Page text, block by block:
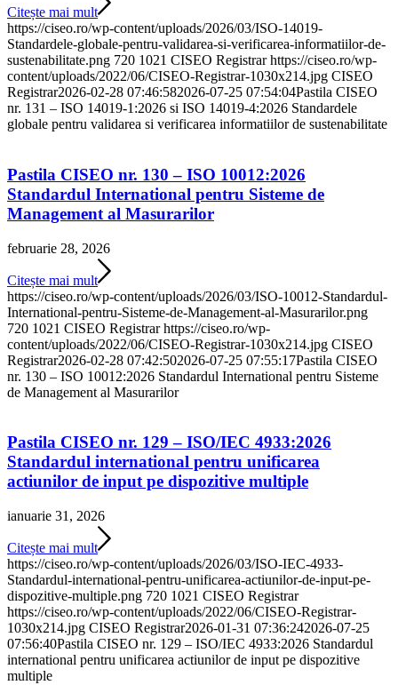
Citește mai mult
https://ciseo.ro/wp-content/uploads/2026/03/ISO-14019-
Standardele-globale-pentru-validarea-si-verificarea-informatiilor-de-
sustenabilitate.png 720 1021 CISEO Registrar https://ciseo.ro/wp-
content/uploads/2022/06/CISEO-Registrar-1030x214.jpg CISEO
Registrar2026-02-28 07:46:582026-07-25 07:54:04Pastila CISEO
nr. 131 – ISO 14019-1:2026 si ISO 14019-4:2026 Standardele
globale pentru validarea si verificarea informatiilor de sustenabilitate
Pastila CISEO nr. 130 – ISO 10012:2026
Standardul International pentru Sisteme de
Management al Masurarilor
februarie 28, 2026
Citește mai mult
https://ciseo.ro/wp-content/uploads/2026/03/ISO-10012-Standardul-
International-pentru-Sisteme-de-Management-al-Masurarilor.png
720 1021 CISEO Registrar https://ciseo.ro/wp-
content/uploads/2022/06/CISEO-Registrar-1030x214.jpg CISEO
Registrar2026-02-28 07:42:502026-07-25 07:55:17Pastila CISEO
nr. 130 – ISO 10012:2026 Standardul International pentru Sisteme
de Management al Masurarilor
Pastila CISEO nr. 129 – ISO/IEC 4933:2026
Standardul international pentru unificarea
actiunilor de input pe dispozitive multiple
ianuarie 31, 2026
Citește mai mult
https://ciseo.ro/wp-content/uploads/2026/03/ISO-IEC-4933-
Standardul-international-pentru-unificarea-actiunilor-de-input-pe-
dispozitive-multiple.png 720 1021 CISEO Registrar
https://ciseo.ro/wp-content/uploads/2022/06/CISEO-Registrar-
1030x214.jpg CISEO Registrar2026-01-31 07:36:242026-07-25
07:56:40Pastila CISEO nr. 129 – ISO/IEC 4933:2026 Standardul
international pentru unificarea actiunilor de input pe dispozitive
multiple